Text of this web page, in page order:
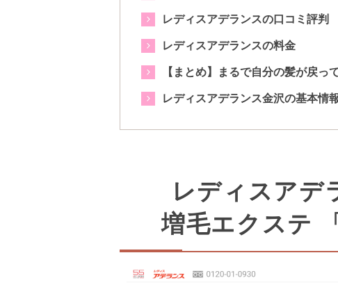
レディスアデランスの口コミ評判
レディスアデランスの料金
【まとめ】まるで自分の髪が戻
レディスアデランス金沢の基本情
レディスアデ
増毛エクステ